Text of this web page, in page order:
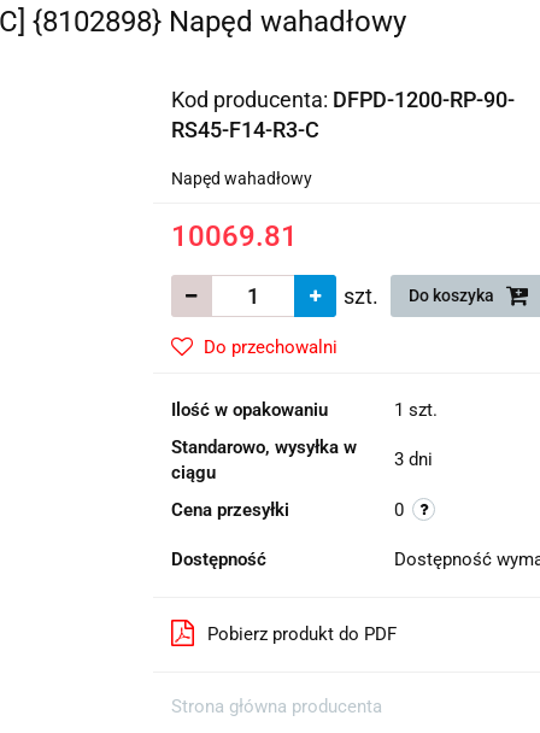
{8102898} Napęd wahadłowy
Kod producenta: DFPD-1200-RP-90-
RS45-F14-R3-C
Napęd wahadłowy
10069.81
szt. Do koszyka
Do przechowalni
Ilość w opakowaniu
1 szt.
Standarowo, wysyłka w
ciągu
3 dni
Cena przesyłki 0
Dostępność Dostępność
Pobierz produkt do PDF
Strona główna producenta